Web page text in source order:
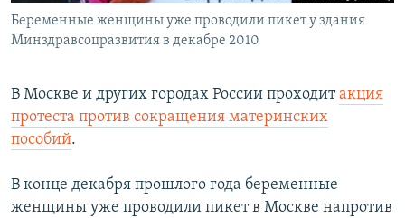
Беременные женщины уже проводили пикет у здания
Минздравсоцразвития в декабре 2010
В Москве и других городах России проходитакция
протеста против сокращения материнских
пособий.
В конце декабря прошлого года беременные
женщины уже проводили пикет в Москве напротив